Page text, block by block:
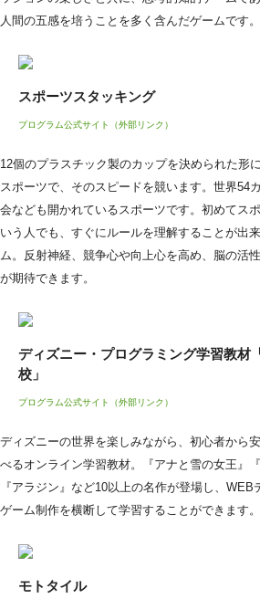
人間の五感を培うことを多く含んだゲームです。
スポーツスタッキング
プログラム公式サイト（外部リンク）
12個のプラスチック製のカップを決められた形
スポーツで、そのスピードを競います。世界54
会なども開かれているスポーツです。初めてス
いう人でも、すぐにルールを理解することが出
ム。反射神経、競争心や向上心を高め、脳の活
が期待できます。
ディズニー・プログラミング学習教材
校」
プログラム公式サイト（外部リンク）
ディズニーの世界を楽しみながら、初心者から
べるオンライン学習教材。『アナと雪の女王』
『アラジン』など10以上の名作が登場し、WEB
ゲーム制作を横断して学習することができます。
モトタイル